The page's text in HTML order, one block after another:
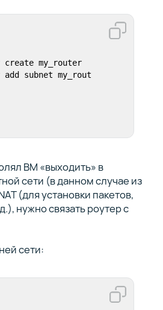
create my_router
subnet my_rout
ВМ «выходить» в
сети (в данном случае из
(для установки пакетов,
нужно связать роутер с
сети: